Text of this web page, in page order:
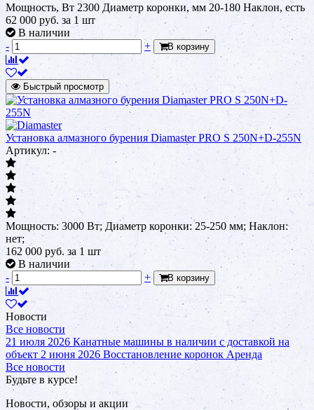
Мощность, Вт 2300 Диаметр коронки, мм 20-180 Наклон, есть
62 000 руб. за 1 шт
В наличии
-
+ В корзину
Быстрый просмотр
Установка алмазного бурения Diamaster PRO S 250N+D-255N
Артикул: -
Мощность: 3000 Вт; Диаметр коронки: 25-250 мм; Наклон:
нет;
162 000 руб. за 1 шт
В наличии
-
+ В корзину
Новости
Все новости
21 июля 2026 Канатные машины в наличии с доставкой на
объект 2 июня 2026 Восстановление коронок Аренда
Все новости
Будьте в курсе!
Новости, обзоры и акции